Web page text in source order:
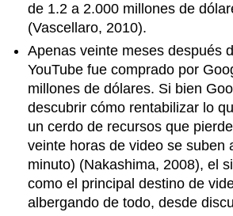
de 1.2 a 2.000 millones de
(Vascellaro, 2010).
Apenas veinte meses después
YouTube fue comprado por
millones de dólares. Si bien
descubrir cómo rentabilizar lo
un cerdo de recursos que
veinte horas de video se suben
minuto) (Nakashima, 2008), el
como el principal destino de
albergando de todo, desde